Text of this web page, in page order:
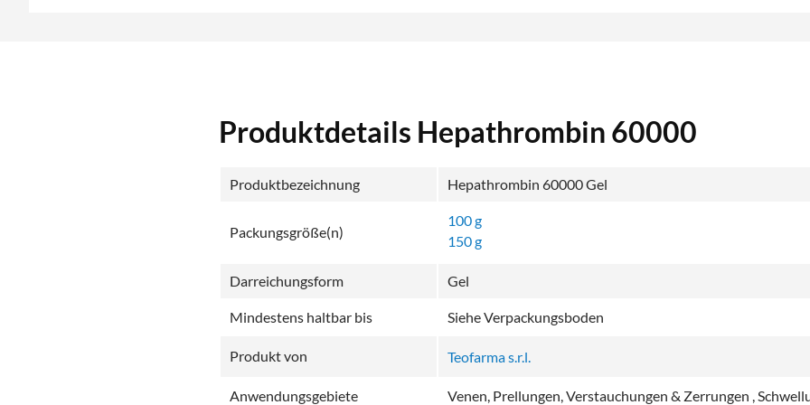
Produktdetails Hepathrombin 60000
Produktbezeichnung Hepathrombin 60000 Gel
Packungsgröße(n)
100 g
150 g
Darreichungsform Gel
Mindestens haltbar bis Siehe Verpackungsboden
Produkt von Teofarma s.r.l.
Anwendungsgebiete Venen, Prellungen, Verstauchungen & Zerrungen ,